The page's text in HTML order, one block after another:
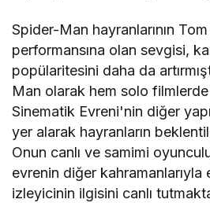
Spider-Man hayranlarının
performansına olan sevgisi,
popülaritesini daha da
Man olarak hem solo
Sinematik Evreni'nin diğer
yer alarak hayranların
Onun canlı ve samimi
evrenin diğer
izleyicinin ilgisini canlı